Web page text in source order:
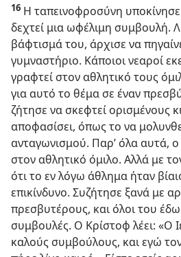
16 Η ταπεινοφροσύνη
δεχτεί μια ωφέλιμη συμβουλή.
βάφτισμά του, άρχισε να
γυμναστήριο. Κάποιοι νεαροί
γραφτεί στον αθλητικό τους
για αυτό το θέμα σε έναν
ζήτησε να σκεφτεί ορισμένους
αποφασίσει, όπως το να
ανταγωνισμού. Παρ’ όλα αυτά,
στον αθλητικό όμιλο. Αλλά με
ότι το εν λόγω άθλημα ήταν
επικίνδυνο. Συζήτησε ξανά με
πρεσβυτέρους, και όλοι του
συμβουλές. Ο Κρίστοφ λέει: «Ο
καλούς συμβούλους, και εγώ